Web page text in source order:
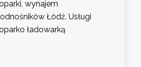
wynajem
Łódź. Usługi
ładowarką